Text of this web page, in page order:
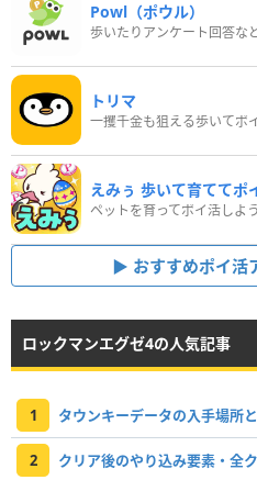
Powl（ポウル）
トリマ
一攫千金も狙える歩いてポ
えみぅ 歩いて育ててポ
おすすめポイ活
ロックマンエグゼ4の人気記事
1 タウンキーデータの入手場所
2 クリア後のやり込み要素・全